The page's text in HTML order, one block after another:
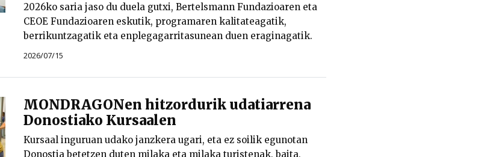
2026ko saria jaso du duela gutxi, Bertelsmann Fundazioaren eta
CEOE Fundazioaren eskutik, programaren kalitateagatik,
berrikuntzagatik eta enplegagarritasunean duen eraginagatik.
2026/07/15
MONDRAGONen hitzordurik udatiarrena
Donostiako Kursaalen
Kursaal inguruan udako janzkera ugari, eta ez soilik egunotan
Donostia betetzen duten milaka eta milaka turistenak, baita,